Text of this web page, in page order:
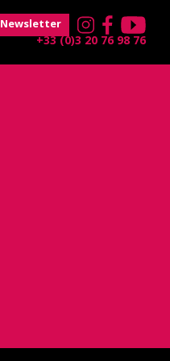
Newsletter
+33 (0)3 20 76 98 76